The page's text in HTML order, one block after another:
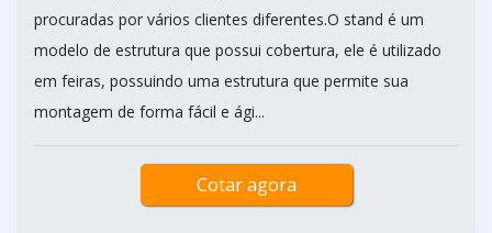
procuradas por vários clientes diferentes.O stand é um
modelo de estrutura que possui cobertura, ele é utilizado
em feiras, possuindo uma estrutura que permite sua
montagem de forma fácil e ági...
Cotar agora